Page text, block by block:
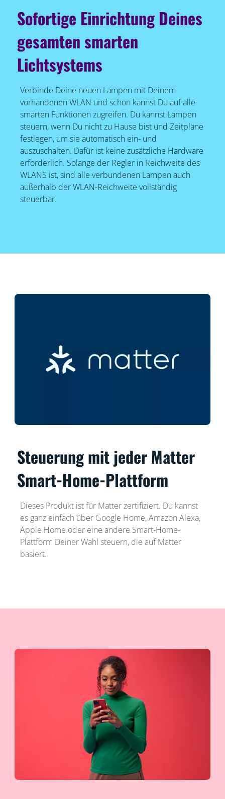
Sofortige Einrichtung Deines
gesamten smarten
Lichtsystems
Verbinde Deine neuen Lampen mit Deinem
vorhandenen WLAN und schon kannst Du auf alle
smarten Funktionen zugreifen. Du kannst Lampen
steuern, wenn Du nicht zu Hause bist und Zeitpläne
festlegen, um sie automatisch ein- und
auszuschalten. Dafür ist keine zusätzliche Hardware
erforderlich. Solange der Regler in Reichweite des
WLANS ist, sind alle verbundenen Lampen auch
außerhalb der WLAN-Reichweite vollständig
steuerbar.
Steuerung mit jeder Matter
Smart-Home-Plattform
Dieses Produkt ist für Matter zertifiziert. Du kannst
es ganz einfach über Google Home, Amazon Alexa,
Apple Home oder eine andere Smart-Home-
Plattform Deiner Wahl steuern, die auf Matter
basiert.